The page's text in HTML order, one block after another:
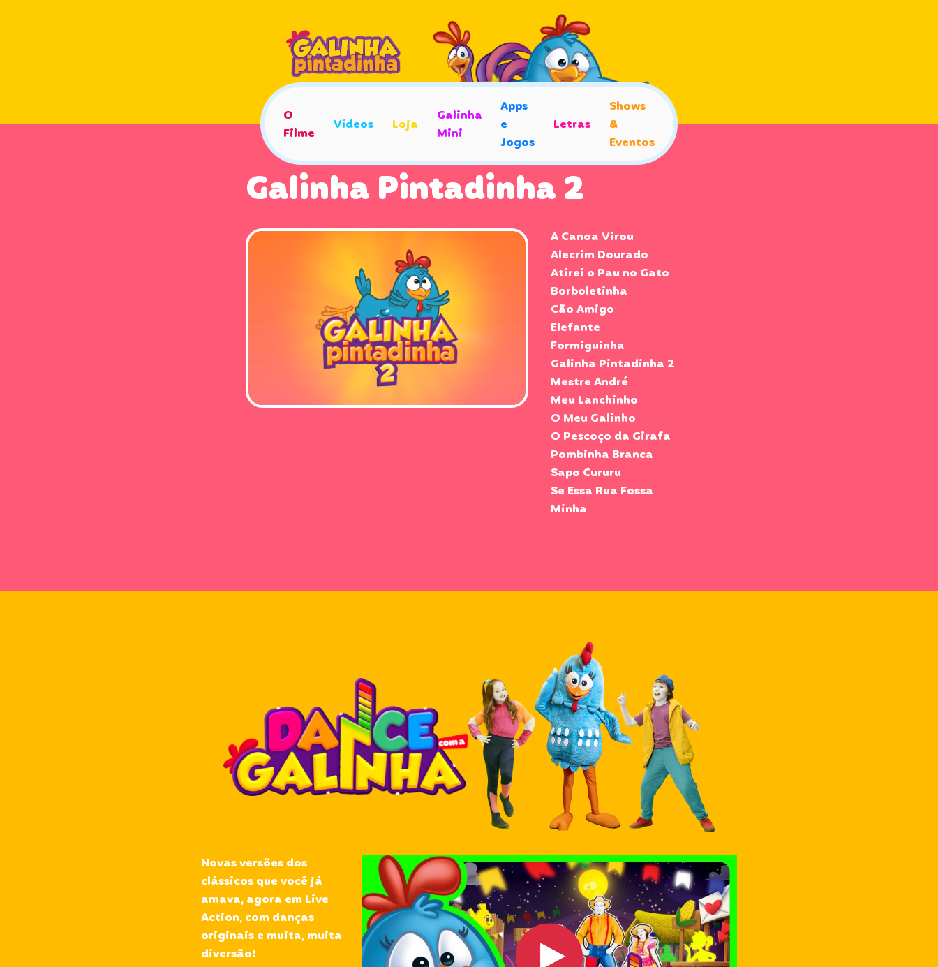
O
Filme
Vídeos Loja
Galinha
Mini
Apps
e
Jogos
Letras
Shows
&
Eventos
Galinha Pintadinha 2
A Canoa Virou
Alecrim Dourado
Atirei o Pau no Gato
Borboletinha
Cão Amigo
Elefante
Formiguinha
Galinha Pintadinha 2
Mestre André
Meu Lanchinho
O Meu Galinho
O Pescoço da Girafa
Pombinha Branca
Sapo Cururu
Se Essa Rua Fossa
Minha
Novas versões dos
clássicos que você já
amava, agora em Live
Action, com danças
originais e muita, muita
diversão!